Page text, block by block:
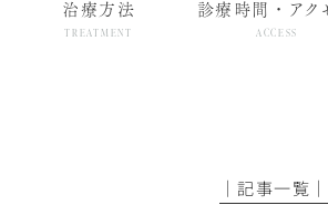
治療方法
TREATMENT
診療時間・アク
ACCESS
│記事一覧│